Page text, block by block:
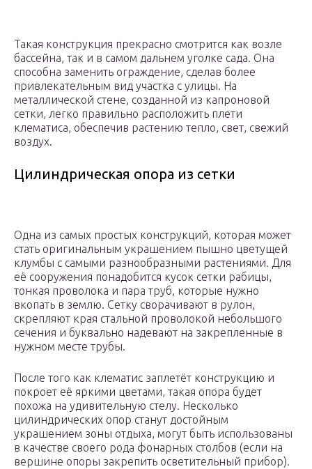
Такая конструкция прекрасно смотрится как возле
бассейна, так и в самом дальнем уголке сада. Она
способна заменить ограждение, сделав более
привлекательным вид участка с улицы. На
металлической стене, созданной из капроновой
сетки, легко правильно расположить плети
клематиса, обеспечив растению тепло, свет, свежий
воздух.
Цилиндрическая опора из сетки
Одна из самых простых конструкций, которая может
стать оригинальным украшением пышно цветущей
клумбы с самыми разнообразными растениями. Для
её сооружения понадобится кусок сетки рабицы,
тонкая проволока и пара труб, которые нужно
вкопать в землю. Сетку сворачивают в рулон,
скрепляют края стальной проволокой небольшого
сечения и буквально надевают на закрепленные в
нужном месте трубы.
После того как клематис заплетёт конструкцию и
покроет её яркими цветами, такая опора будет
похожа на удивительную стелу. Несколько
цилиндрических опор станут достойным
украшением зоны отдыха, могут быть использованы
в качестве своего рода фонарных столбов (если на
вершине опоры закрепить осветительный прибор).